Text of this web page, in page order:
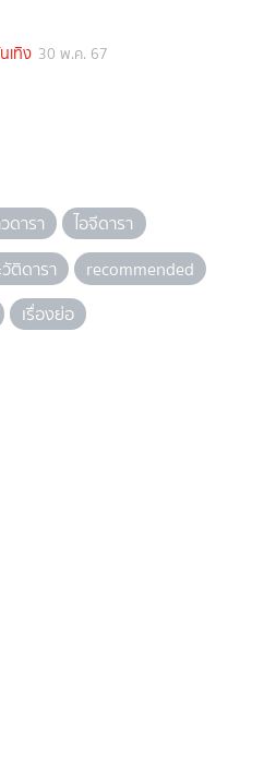
เทิง 30 พ.ค. 67
ดารา
ไอจีดารา
ติดารา
recommended
เรื่องย่อ